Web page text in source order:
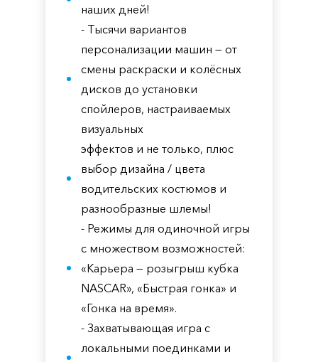
наших дней!
- Тысячи вариантов
персонализации машин — от
смены раскраски и колёсных
дисков до установки
спойлеров, настраиваемых
визуальных
эффектов и не только, плюс
выбор дизайна / цвета
водительских костюмов и
разнообразные шлемы!
- Режимы для одиночной игры
с множеством возможностей:
«Карьера — розыгрыш кубка
NASCAR», «Быстрая гонка» и
«Гонка на время».
- Захватывающая игра с
локальными поединками и